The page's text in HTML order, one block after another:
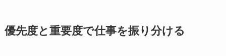
優先度と重要度で仕事を振り分ける